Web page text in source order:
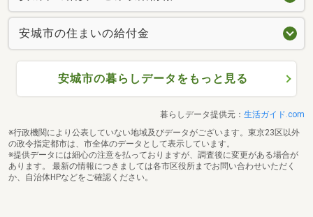
安城市の住まいの給付金
安城市の暮らしデータをもっと見る
暮らしデータ提供元： 生活ガイド.com
※行政機関により公表していない地域及びデータがございます。東京23区以外
の政令指定都市は、市全体のデータとして表示しています。
※提供データには細心の注意を払っておりますが、調査後に変更がある場合が
あります。 最新の情報につきましては各市区役所までお問い合わせいただく
か、自治体HPなどをご確認ください。